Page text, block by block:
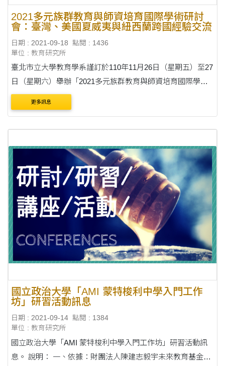
2021多元族群教育與師資培育國際學術研討
會：臺灣、美國夏威夷與紐西蘭跨國經驗交流
日期 : 2021-09-18
點閱 : 1436
單位 : 教育研究所
臺北市立大學教育學系謹訂於110年11月26日（星期五）至27
日（星期六）舉辦「2021多元族群教育與師資培育國際學術
研討會：臺灣、美國夏威夷與紐西蘭跨國經驗交流」延長徵
稿至9月24日，敬請惠予公告並歡迎踴躍賜稿，請查照....
更多訊息
國立政治大學「AMI 蒙特梭利中學入門工作
坊」研習活動訊息
日期 : 2021-09-14 點閱 : 1384
單位 : 教育研究所
國立政治大學「AMI 蒙特梭利中學入門工作坊」研習活動訊
息。 說明： 一、依據：財團法人陳建志毅宇未來教育基金會